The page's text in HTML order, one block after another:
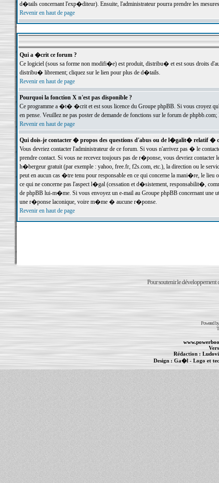
d�tails concernant l'exp�diteur). Ensuite, l'administrateur pourra prendre les
Revenir en haut de page
Qui a �crit ce forum ?
Ce logiciel (sous sa forme non modifi�e) est produit, distribu� et est sous droits
distribu� librement; cliquez sur le lien pour plus de d�tails.
Revenir en haut de page
Pourquoi la fonction X n'est pas disponible ?
Ce programme a �t� �crit et est sous licence du Groupe phpBB. Si vous croyez
en pense. Veuillez ne pas poster de demande de fonctions sur le forum de
Revenir en haut de page
Qui dois-je contacter � propos des questions d'abus ou de l�galit� relatif �
Vous devriez contacter l'administrateur de ce forum. Si vous n'arrivez pas � le
prendre contact. Si vous ne recevez toujours pas de r�ponse, vous devriez
h�bergeur gratuit (par exemple : yahoo, free.fr, f2s.com, etc.), la direction ou le
peut en aucun cas �tre tenu pour responsable en ce qui concerne la mani�re, le
ce qui ne concerne pas l'aspect l�gal (cessation et d�sistement, responsabilit�,
de phpBB lui-m�me. Si vous envoyez un e-mail au Groupe phpBB concernant une
une r�ponse laconique, voire m�me � aucune r�ponse.
Revenir en haut de page
Pour soutenir le développement
Powered
Rédaction :
Design :Ga�l- Logo et
Informations :